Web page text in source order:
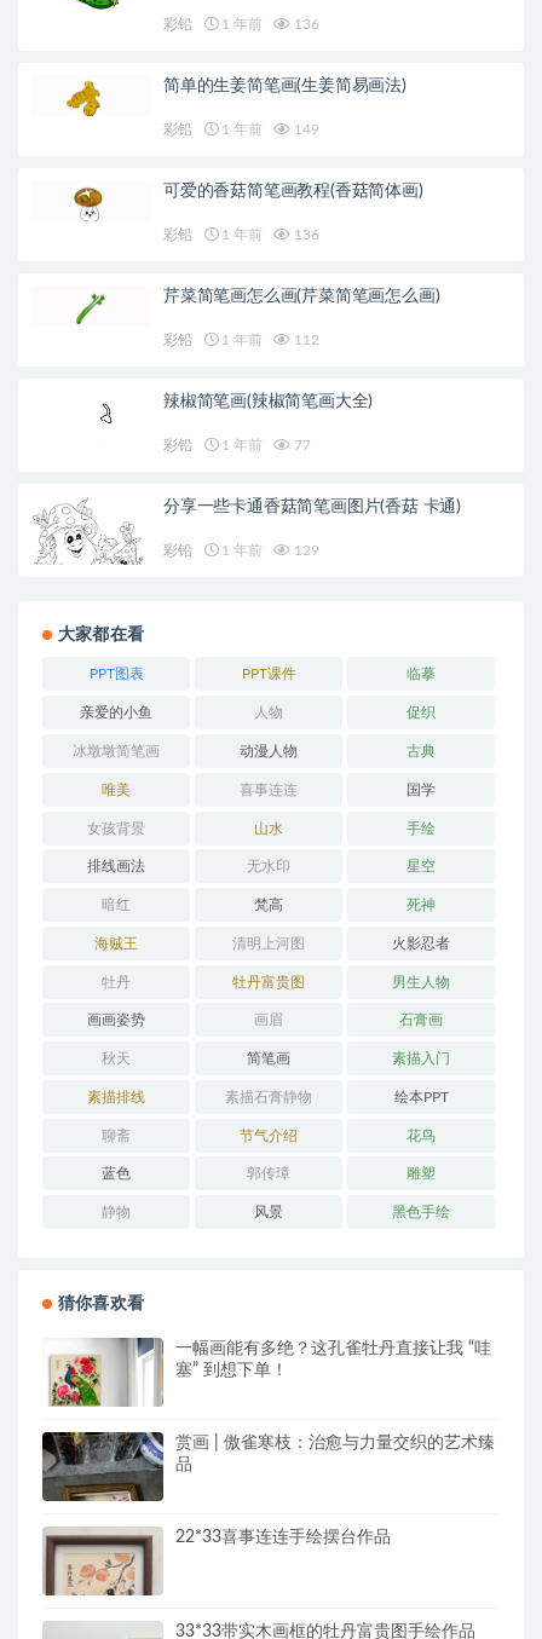
彩铅 1 年前 136
简单的生姜简笔画(生姜简易画法)
彩铅 1 年前 149
可爱的香菇简笔画教程(香菇简体画)
彩铅 1 年前 136
芹菜简笔画怎么画(芹菜简笔画怎么画)
彩铅 1 年前 112
辣椒简笔画(辣椒简笔画大全)
彩铅 1 年前 77
分享一些卡通香菇简笔画图片(香菇 卡通)
彩铅 1 年前 129
大家都在看
PPT图表 PPT课件 临摹
亲爱的小鱼 人物 促织
冰墩墩简笔画 动漫人物 古典
唯美 喜事连连 国学
女孩背景 山水 手绘
排线画法 无水印 星空
暗红 梵高 死神
海贼王 清明上河图 火影忍者
牡丹 牡丹富贵图 男生人物
画画姿势 画眉 石膏画
秋天 简笔画 素描入门
素描排线 素描石膏静物 绘本PPT
聊斋 节气介绍 花鸟
蓝色 郭传璋 雕塑
静物 风景 黑色手绘
猜你喜欢看
一幅画能有多绝？这孔雀牡丹直接让我 “哇
塞” 到想下单！
赏画 | 傲雀寒枝：治愈与力量交织的艺术臻
品
22*33喜事连连手绘摆台作品
33*33带实木画框的牡丹富贵图手绘作品